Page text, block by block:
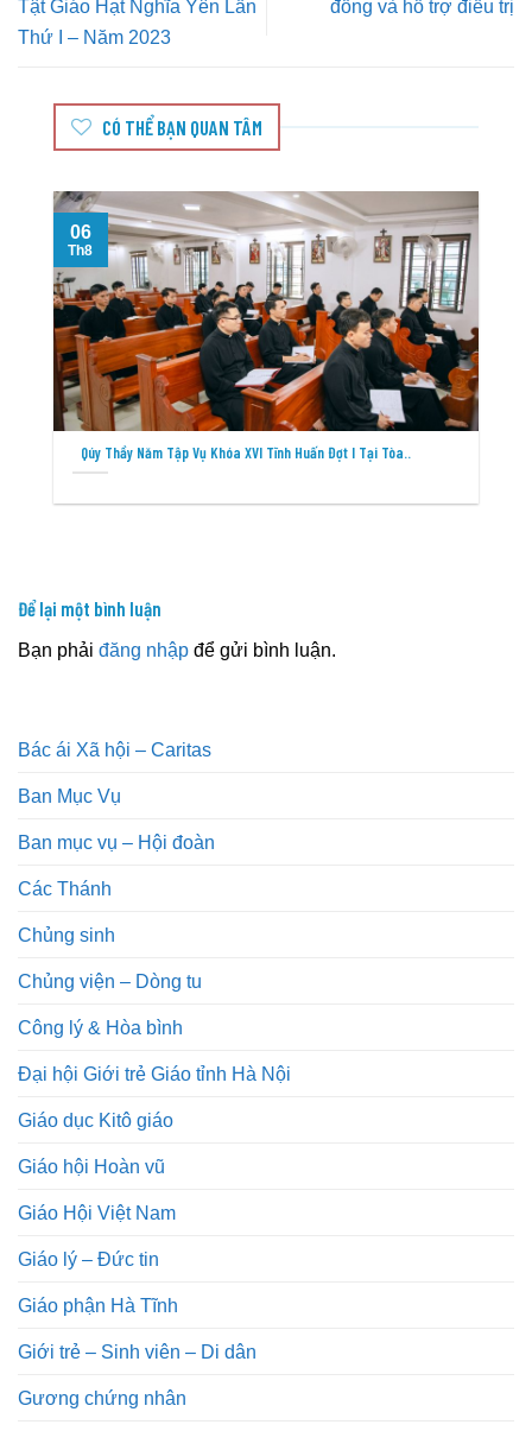
Tật Giáo Hạt Nghĩa Yên Lần
Thứ I – Năm 2023
đồng và hỗ trợ điều trị
CÓ THỂ BẠN QUAN TÂM
Qúy Thầy Năm Tập Vụ Khóa XVI Tĩnh Huấn Đợt I Tại Tòa..
06
Th8
Để lại một bình luận
Bạn phải đăng nhập để gửi bình luận.
Bác ái Xã hội – Caritas
Ban Mục Vụ
Ban mục vụ – Hội đoàn
Các Thánh
Chủng sinh
Chủng viện – Dòng tu
Công lý & Hòa bình
Đại hội Giới trẻ Giáo tỉnh Hà Nội
Giáo dục Kitô giáo
Giáo hội Hoàn vũ
Giáo Hội Việt Nam
Giáo lý – Đức tin
Giáo phận Hà Tĩnh
Giới trẻ – Sinh viên – Di dân
Gương chứng nhân